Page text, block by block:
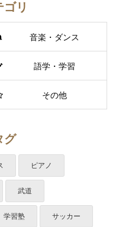
ゴリ
音楽・ダンス
語学・学習
その他
グ
ピアノ
武道
学習塾 サッカー